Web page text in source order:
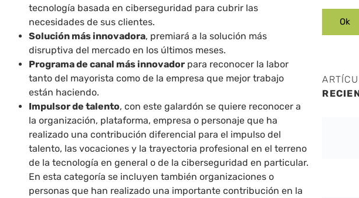
tecnología basada en ciberseguridad para cubrir las
necesidades de sus clientes.
Solución más innovadora, premiará a la solución más
disruptiva del mercado en los últimos meses.
Programa de canal más innovador para reconocer la labor
tanto del mayorista como de la empresa que mejor trabajo
están haciendo.
Impulsor de talento, con este galardón se quiere reconocer a
la organización, plataforma, empresa o personaje que ha
realizado una contribución diferencial para el impulso del
talento, las vocaciones y la trayectoria profesional en el terreno
de la tecnología en general o de la ciberseguridad en particular.
En esta categoría se incluyen también organizaciones o
personas que han realizado una importante contribución en la